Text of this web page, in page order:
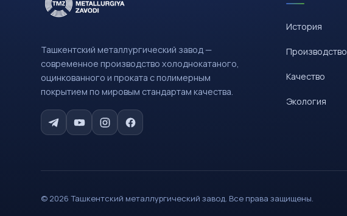
Ташкентский металлургический завод —
современное производство холоднокатаного,
оцинкованного и проката с полимерным
покрытием по мировым стандартам качества.
История
Производство
Качество
Экология
© 2026 Ташкентский металлургический завод. Все права защищены.